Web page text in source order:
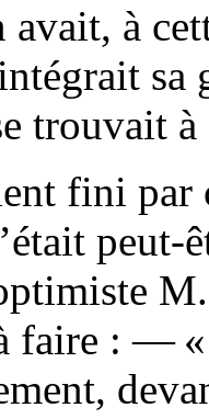
à
trouvait à
fini
faire : —